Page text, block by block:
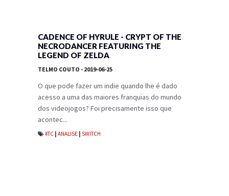
CADENCE OF HYRULE - CRYPT OF THE
NECRODANCER FEATURING THE
LEGEND OF ZELDA
TELMO COUTO - 2019-06-25
O que pode fazer um indie quando lhe é dado
acesso a uma das maiores franquias do mundo
dos videojogos? Foi precisamente isso que
acontec...
#TC ANALISE SWITCH